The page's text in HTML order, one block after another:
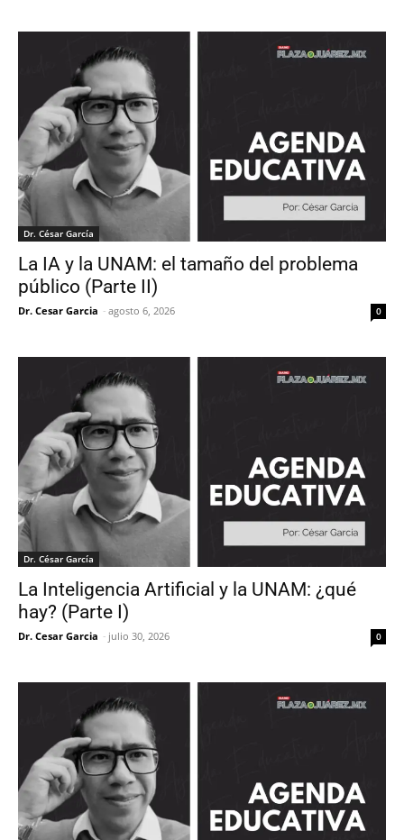
Dr. César García
La IA y la UNAM: el tamaño del problema
público (Parte II)
Dr. Cesar Garcia - agosto 6, 2026 0
Dr. César García
La Inteligencia Artificial y la UNAM: ¿qué
hay? (Parte I)
Dr. Cesar Garcia - julio 30, 2026 0